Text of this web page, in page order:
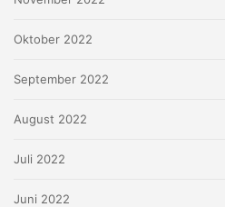
Oktober 2022
September 2022
August 2022
Juli 2022
Juni 2022